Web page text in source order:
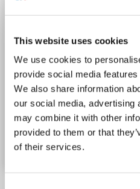
This website uses cookies
We use cookies to
provide social media
We also share information
our social media, advertising
may combine it with other
provided to them or that
of their services.
Produktnummer
Datenblatt